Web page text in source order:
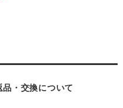
品・交換について